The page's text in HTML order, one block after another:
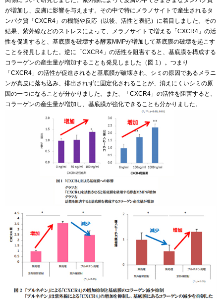
が増加し、皮膚に影響を与えます。その中で特にメラノサイトで産生されるタ
ンパク質「CXCR4」の機能や反応（以後、活性と表記）に着目しました。その
結果、紫外線などのストレスによって、メラノサイトで増える「CXCR4」の活
性を促進すると、基底膜を破壊する酵素MMPが増加して基底膜の破壊を起こす
ことを発見しました。逆に「CXCR4」の活性を阻害すると、基底膜を構成する
コラーゲンの産生量が増加することも発見しました（図 1）。つまり
「CXCR4」の活性が促進されると基底膜が破壊され、シミの原因であるメラニ
ンが真皮に落ち込み、排出されずに固定化されることが、消えにくいシミの原
因の一つになることが分かりました。また、「CXCR4」の活性を阻害すると、
コラーゲンの産生量が増加し、基底膜が強化できることも分かりました。